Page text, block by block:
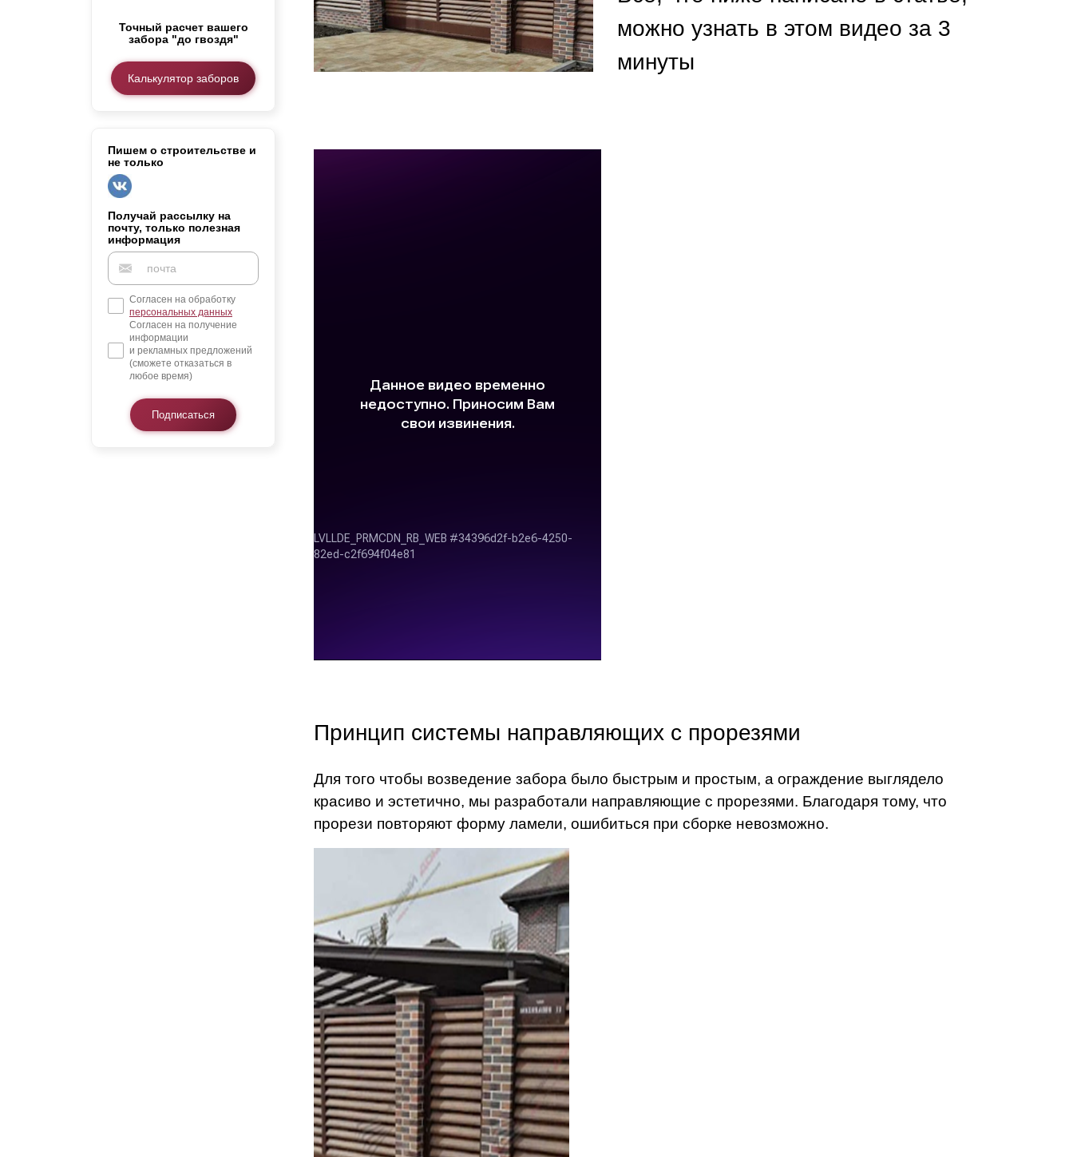
Элитные заборы для коттеджей
Забор на участок 10 соток
Заборы и ограждения для дома
Горизонтальные заборы
Высокие заборы
Красивые, дизайнерские заборы
Калитки
Точный расчет вашего
забора "до гвоздя"
Калькулятор заборов
Пишем о строительстве и
не только
Получай рассылку на
почту, только полезная
информация
Согласен на обработку
персональных данных
Согласен на получение
информации
и рекламных предложений
(сможете отказаться в
любое время)
Подписаться
можно узнать в этом видео за 3
минуты
Принцип системы направляющих с прорезями
Для того чтобы возведение забора было быстрым и простым, а ограждение выглядело
красиво и эстетично, мы разработали направляющие с прорезями. Благодаря тому, что
прорези повторяют форму ламели, ошибиться при сборке невозможно.